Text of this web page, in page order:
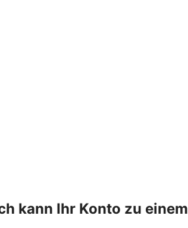
kann Ihr Konto zu einem